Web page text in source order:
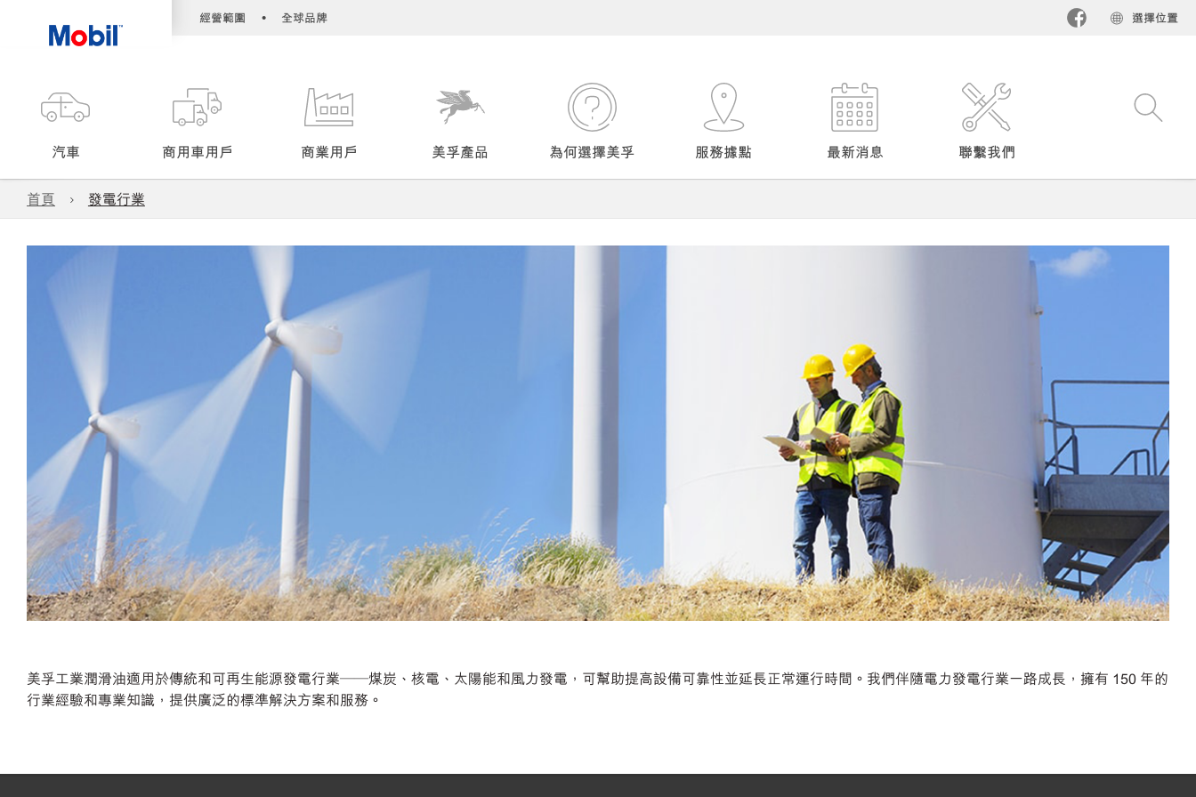
經營範圍 • 全球品牌 選擇位置​
汽車 商用車用戶 商業用戶 美孚產品 為何選擇美孚 服務據點 最新消息 聯繫我們
首頁 發電行業
美孚工業潤滑油適用於傳統和可再生能源發電行業——煤炭、核電、太陽能和風力發電，可幫助提高設備可靠性並延長正常運行時間。我們伴隨電力發電行業一路成長，擁有 150 年的
行業經驗和專業知識，提供廣泛的標準解決方案和服務。